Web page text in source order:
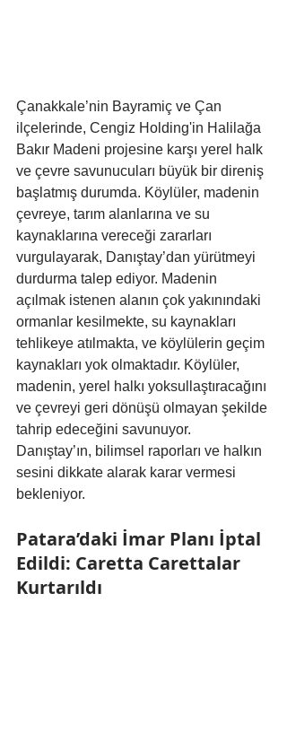
Çanakkale’nin Bayramiç ve Çan
ilçelerinde, Cengiz Holding'in Halilağa
Bakır Madeni projesine karşı yerel halk
ve çevre savunucuları büyük bir direniş
başlatmış durumda. Köylüler, madenin
çevreye, tarım alanlarına ve su
kaynaklarına vereceği zararları
vurgulayarak, Danıştay’dan yürütmeyi
durdurma talep ediyor. Madenin
açılmak istenen alanın çok yakınındaki
ormanlar kesilmekte, su kaynakları
tehlikeye atılmakta, ve köylülerin geçim
kaynakları yok olmaktadır. Köylüler,
madenin, yerel halkı yoksullaştıracağını
ve çevreyi geri dönüşü olmayan şekilde
tahrip edeceğini savunuyor.
Danıştay’ın, bilimsel raporları ve halkın
sesini dikkate alarak karar vermesi
bekleniyor.
Patara’daki İmar Planı İptal
Edildi: Caretta Carettalar
Kurtarıldı